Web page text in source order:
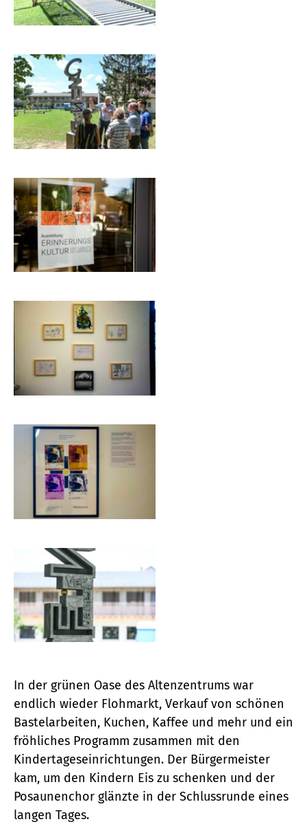
In der grünen Oase des Altenzentrums war
endlich wieder Flohmarkt, Verkauf von schönen
Bastelarbeiten, Kuchen, Kaffee und mehr und ein
fröhliches Programm zusammen mit den
Kindertageseinrichtungen. Der Bürgermeister
kam, um den Kindern Eis zu schenken und der
Posaunenchor glänzte in der Schlussrunde eines
langen Tages.